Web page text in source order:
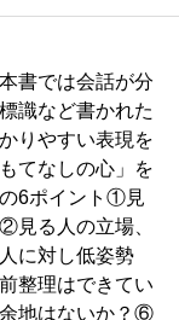
書では会話が分
識など書かれた
りやすい表現を
てなしの心」を
6ポイント①見
見る人の立場、
に対し低姿勢
整理はできてい
地はないか？⑥